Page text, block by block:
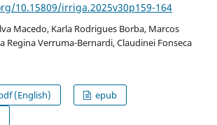
10.15809/irriga.2025v30p159-164
Macedo, Karla Rodrigues Borba, Marcos
Regina Verruma-Bernardi, Claudinei Fonseca
(English)
epub